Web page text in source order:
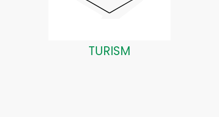
TURISM